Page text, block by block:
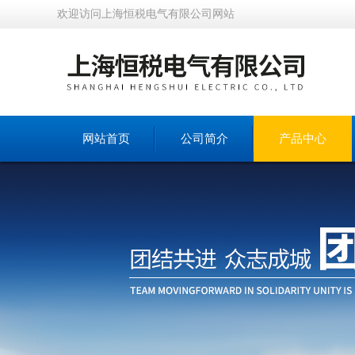
欢迎访问上海恒税电气有限公司网站
网站首页 公司简介 产品中心